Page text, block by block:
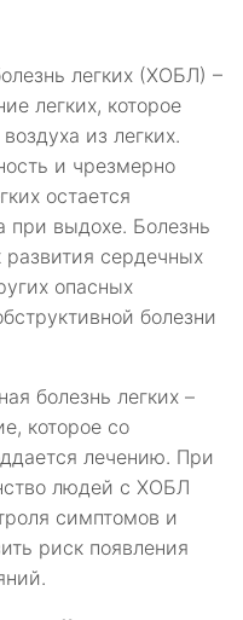
легких (ХОБЛ) –
легких, которое
из легких.
и чрезмерно
остается
при выдохе. Болезнь
сердечных
опасных
болезни
болезнь легких –
которое со
лечению. При
людей с ХОБЛ
симптомов и
риск появления